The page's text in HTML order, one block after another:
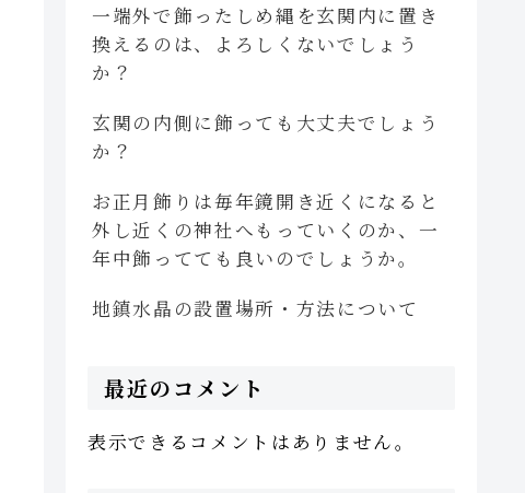
一端外で飾ったしめ縄を玄関内に置き
換えるのは、よろしくないでしょう
か？
玄関の内側に飾っても大丈夫でしょう
か？
お正月飾りは毎年鏡開き近くになると
外し近くの神社へもっていくのか、一
年中飾ってても良いのでしょうか。
地鎮水晶の設置場所・方法について
最近のコメント
表示できるコメントはありません。